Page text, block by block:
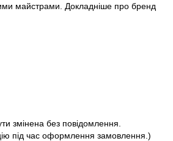
майстрами. Докладніше про бренд
змінена без повідомлення.
під час оформлення замовлення.)